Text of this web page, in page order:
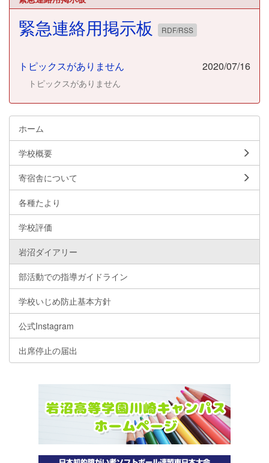
緊急連絡用掲示板 RDF/RSS
トピックスがありません 2020/07/16
トピックスがありません
ホーム
学校概要
寄宿舎について
各種たより
学校評価
岩沼ダイアリー
部活動での指導ガイドライン
学校いじめ防止基本方針
公式Instagram
出席停止の届出